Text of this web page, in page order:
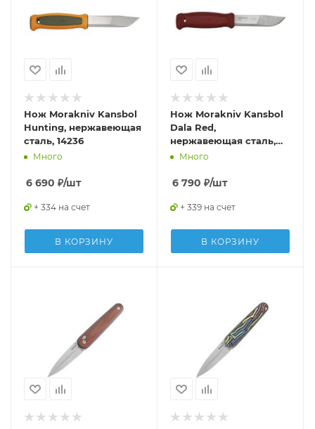
Нож Morakniv Kansbol
Hunting, нержавеющая
сталь, 14236
Много
6 690 ₽/шт
+ 334 на счет
В КОРЗИНУ
Нож Morakniv Kansbol
Dala Red,
нержавеющая сталь,
14143
Много
6 790 ₽/шт
+ 339 на счет
В КОРЗИНУ